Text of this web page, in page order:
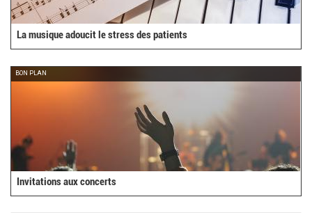
La musique adoucit le stress des patients
BON PLAN
Invitations aux concerts